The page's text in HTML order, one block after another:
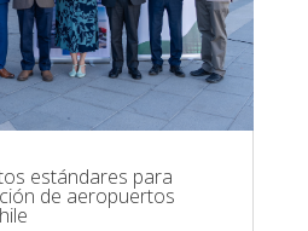
estándares para
de aeropuertos